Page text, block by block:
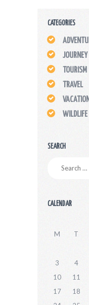
CATEGORIES
JOURNEY
TOURISM
TRAVEL
VACATION
WILDLIFE
SEARCH
CALENDAR
M T
3
4
10
11
17
18